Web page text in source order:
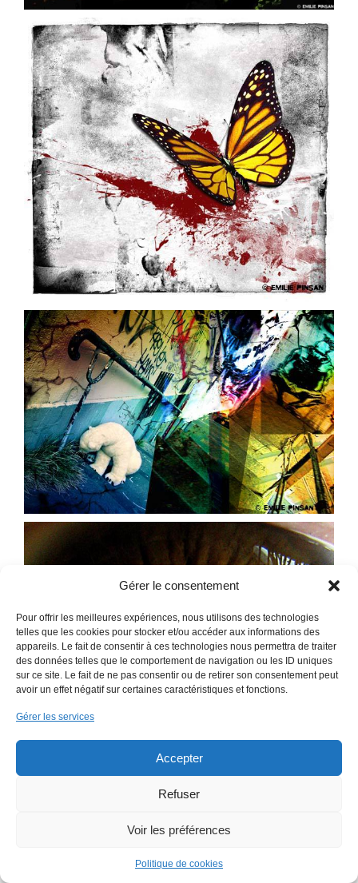
Gérer le consentement
Pour offrir les meilleures expériences, nous utilisons des technologies
telles que les cookies pour stocker et/ou accéder aux informations des
appareils. Le fait de consentir à ces technologies nous permettra de traiter
des données telles que le comportement de navigation ou les ID uniques
sur ce site. Le fait de ne pas consentir ou de retirer son consentement peut
avoir un effet négatif sur certaines caractéristiques et fonctions.
Gérer les services
Accepter
Refuser
Voir les préférences
Politique de cookies